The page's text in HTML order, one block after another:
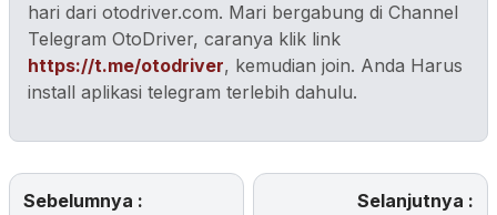
hari dari otodriver.com. Mari bergabung di Channel
Telegram OtoDriver, caranya klik link
https://t.me/otodriver, kemudian join. Anda Harus
install aplikasi telegram terlebih dahulu.
Sebelumnya :
Selanjutnya :